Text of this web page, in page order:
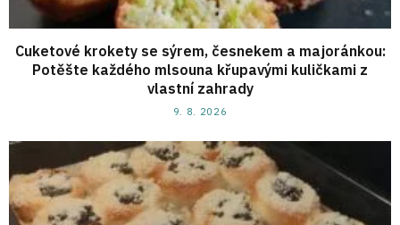
Cuketové krokety se sýrem, česnekem a majoránkou:
Potěšte každého mlsouna křupavými kuličkami z
vlastní zahrady
9. 8. 2026